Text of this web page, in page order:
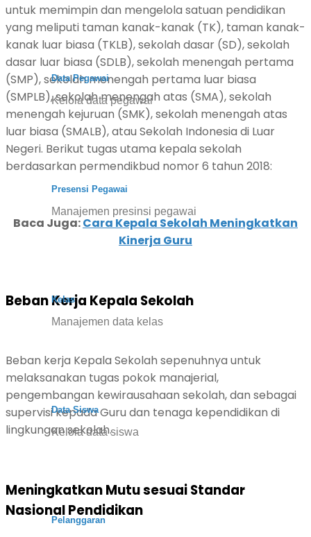
Data Pegawai
Kelola data pegawai
Presensi Pegawai
Manajemen presinsi pegawai
Kelas
Manajemen data kelas
Data Siswa
Kelola data siswa
Pelanggaran
untuk memimpin dan mengelola satuan pendidikan
yang meliputi taman kanak-kanak (TK), taman kanak-
kanak luar biasa (TKLB), sekolah dasar (SD), sekolah
dasar luar biasa (SDLB), sekolah menengah pertama
(SMP), sekolah menengah pertama luar biasa
(SMPLB), sekolah menengah atas (SMA), sekolah
menengah kejuruan (SMK), sekolah menengah atas
luar biasa (SMALB), atau Sekolah Indonesia di Luar
Negeri. Berikut tugas utama kepala sekolah
berdasarkan permendikbud nomor 6 tahun 2018:
Baca Juga:Cara Kepala Sekolah Meningkatkan
Kinerja Guru
Beban Kerja Kepala Sekolah
Beban kerja Kepala Sekolah sepenuhnya untuk
melaksanakan tugas pokok manajerial,
pengembangan kewirausahaan sekolah, dan sebagai
supervisi kepada Guru dan tenaga kependidikan di
lingkungan sekolah.
Meningkatkan Mutu sesuai Standar
Nasional Pendidikan